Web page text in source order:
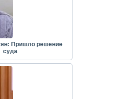
Пришло решение
суда